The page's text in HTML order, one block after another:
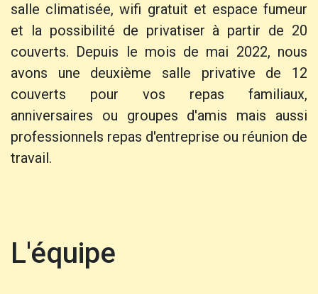
salle climatisée, wifi gratuit et espace fumeur
et la possibilité de privatiser à partir de 20
couverts. Depuis le mois de mai 2022, nous
avons une deuxième salle privative de 12
couverts pour vos repas familiaux,
anniversaires ou groupes d'amis mais aussi
professionnels repas d'entreprise ou réunion de
travail.
L'équipe